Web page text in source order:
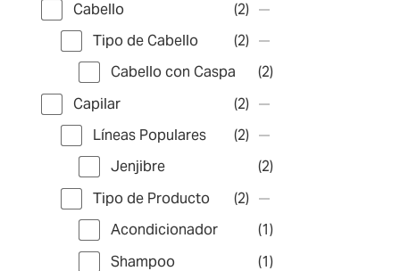
Cabello
(2)
Tipo de Cabello
(2)
Cabello con Caspa
(2)
Capilar
(2)
Líneas Populares
(2)
Jenjibre
(2)
Tipo de Producto
(2)
Acondicionador
(1)
Shampoo
(1)